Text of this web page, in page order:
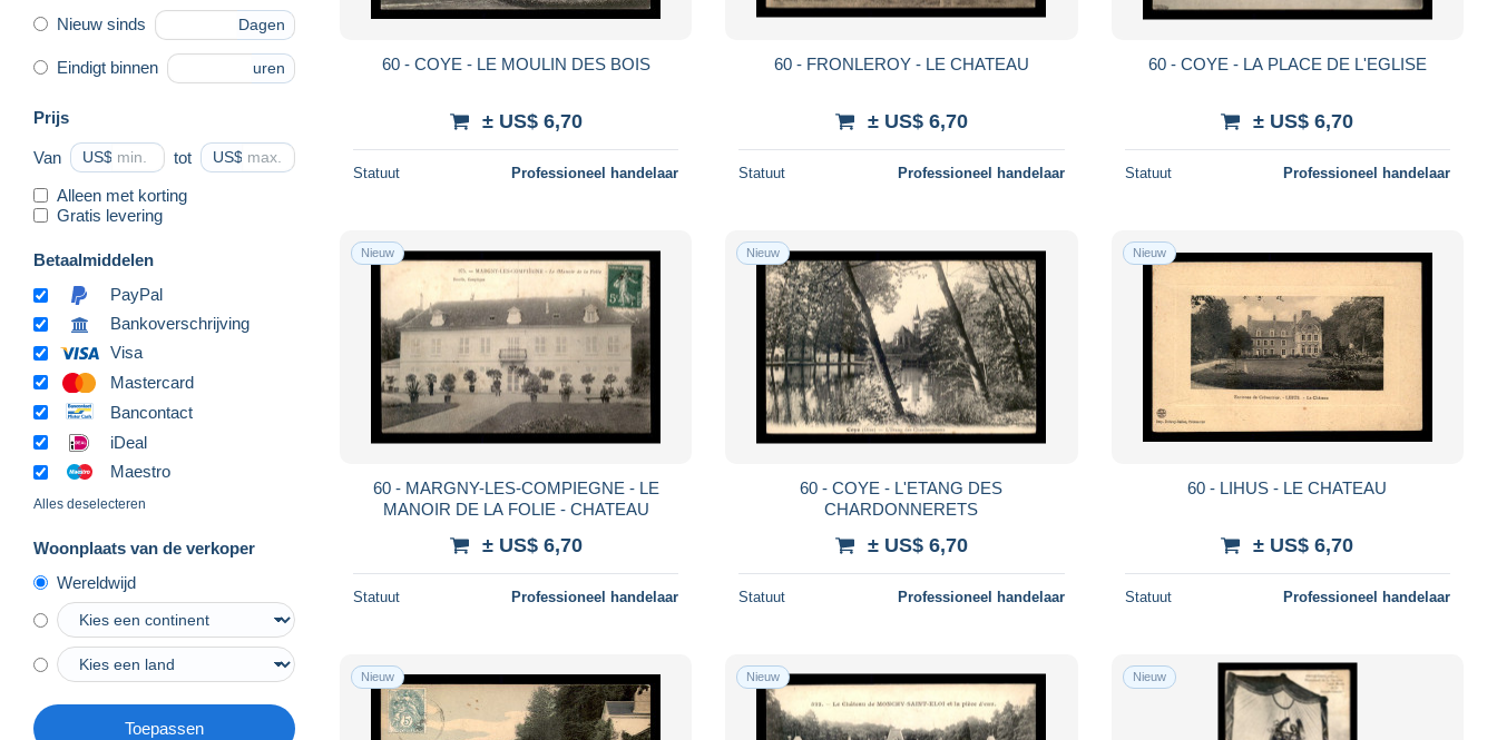
Nieuw sinds Dagen
Eindigt binnen uren
Prijs
Van US$ tot US$
Alleen met korting
Gratis levering
Betaalmiddelen
PayPal
Bankoverschrijving
Visa
Mastercard
Bancontact
iDeal
Maestro
Alles deselecteren
Woonplaats van de verkoper
Wereldwijd
Toepassen
60 - COYE - LE MOULIN DES BOIS
± US$ 6,70
Statuut Professioneel handelaar
60 - FRONLEROY - LE CHATEAU
± US$ 6,70
Statuut Professioneel handelaar
60 - COYE - LA PLACE DE L'EGLISE
± US$ 6,70
Statuut Professioneel handelaar
Nieuw
60 - MARGNY-LES-COMPIEGNE - LE
MANOIR DE LA FOLIE - CHATEAU
± US$ 6,70
Statuut Professioneel handelaar
Nieuw
60 - COYE - L'ETANG DES
CHARDONNERETS
± US$ 6,70
Statuut Professioneel handelaar
Nieuw
60 - LIHUS - LE CHATEAU
± US$ 6,70
Statuut Professioneel handelaar
Nieuw Nieuw Nieuw